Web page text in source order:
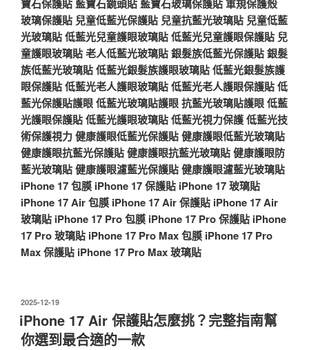
寶石保護貼藍寶石鏡頭貼藍寶石玻璃保護貼 軍規保護殼
玻璃保護貼 兒童低藍光保護貼 兒童抗藍光玻璃貼 兒童低藍
光玻璃貼低藍光兒童護眼玻璃貼低藍光兒童護眼保護貼 兒
童護眼玻璃貼老人低藍光玻璃貼銀髮族低藍光保護貼銀髮
族低藍光玻璃貼低藍光銀髮族護眼玻璃貼低藍光銀髮族護
眼保護貼低藍光老人護眼玻璃貼低藍光老人護眼保護貼低
藍光保護貼護眼低藍光玻璃貼護眼抗藍光玻璃貼護眼低藍
光護眼保護貼低藍光護眼玻璃貼低藍光視力保護低藍光技
術保護視力健康護眼低藍光保護貼健康護眼低藍光玻璃貼
健康護眼抗藍光保護貼健康護眼抗藍光玻璃貼健康護眼防
藍光玻璃貼健康護眼濾藍光保護貼健康護眼濾藍光玻璃貼
iPhone 17 包膜 iPhone 17 保護貼 iPhone 17 玻璃貼
iPhone 17 Air 包膜 iPhone 17 Air 保護貼 iPhone 17 Air
玻璃貼 iPhone 17 Pro 包膜 iPhone 17 Pro 保護貼 iPhone
17 Pro 玻璃貼 iPhone 17 Pro Max 包膜 iPhone 17 Pro
Max 保護貼 iPhone 17 Pro Max 玻璃貼
發
佈
於
2025-12-19
iPhone 17 Air 保護貼怎麼挑？完整指南幫
你選到最合適的一款